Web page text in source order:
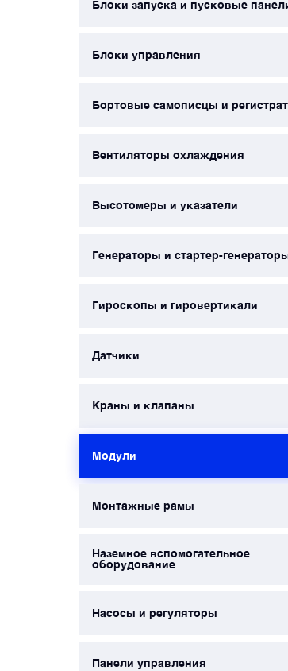
Блоки запуска и пусковые
Блоки управления
Бортовые самописцы и
Вентиляторы охлаждения
Высотомеры и указатели
Генераторы и стартер-
Гироскопы и гировертикали
Датчики
Краны и клапаны
Модули
Монтажные рамы
Наземное вспомогательное
оборудование
Насосы и регуляторы
Панели управления
Приёмники температуры и давления